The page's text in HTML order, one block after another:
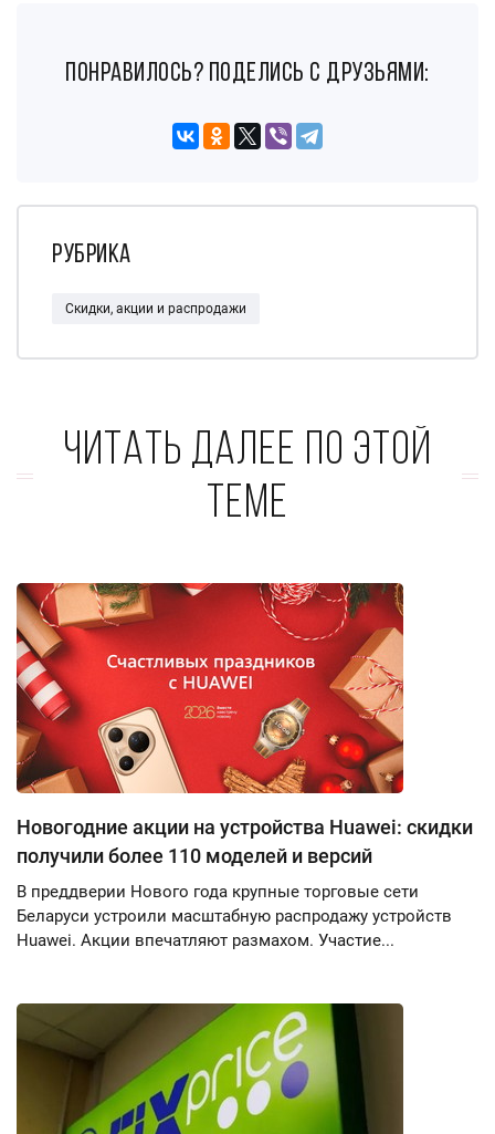
понравилось? поделись с друзьями:
Рубрика
Скидки, акции и распродажи
Читать далее по этой
теме
Новогодние акции на устройства Huawei: скидки
получили более 110 моделей и версий
В преддверии Нового года крупные торговые сети
Беларуси устроили масштабную распродажу устройств
Huawei. Акции впечатляют размахом. Участие...